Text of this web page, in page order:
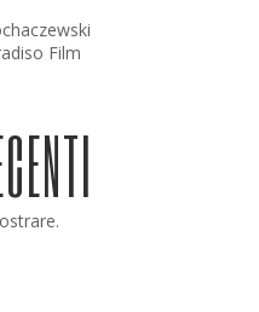
Film